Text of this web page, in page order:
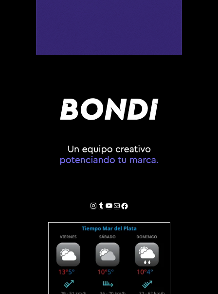
Instagram
Tumblr
YouTube
Correo electrónico
Facebook